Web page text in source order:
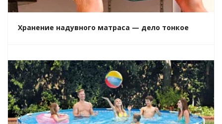
Хранение надувного матраса — дело тонкое